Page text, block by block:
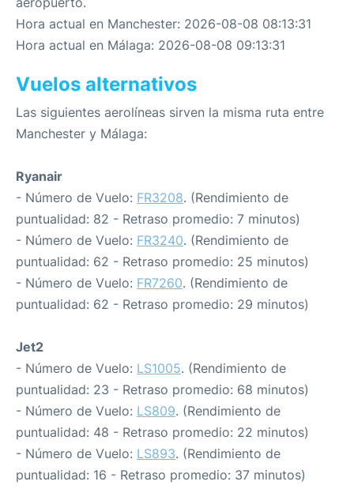
Hora actual en Manchester: 2026-08-08 08:13:31
Hora actual en Málaga: 2026-08-08 09:13:31
Vuelos alternativos
Las siguientes aerolíneas sirven la misma ruta entre
Manchester y Málaga:
Ryanair
- Número de Vuelo: FR3208. (Rendimiento de
puntualidad: 82 - Retraso promedio: 7 minutos)
- Número de Vuelo: FR3240. (Rendimiento de
puntualidad: 62 - Retraso promedio: 25 minutos)
- Número de Vuelo: FR7260. (Rendimiento de
puntualidad: 62 - Retraso promedio: 29 minutos)
Jet2
- Número de Vuelo: LS1005. (Rendimiento de
puntualidad: 23 - Retraso promedio: 68 minutos)
- Número de Vuelo: LS809. (Rendimiento de
puntualidad: 48 - Retraso promedio: 22 minutos)
- Número de Vuelo: LS893. (Rendimiento de
puntualidad: 16 - Retraso promedio: 37 minutos)